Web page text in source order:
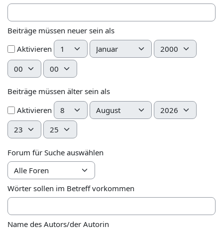
Beiträge müssen neuer sein als
Aktivieren Tag Monat
Jahr
Stunde
Minute
Beiträge müssen älter sein als
Aktivieren Tag Monat
Jahr
Stunde
Minute
Forum für Suche auswählen
Wörter sollen im Betreff vorkommen
Name des Autors/der Autorin